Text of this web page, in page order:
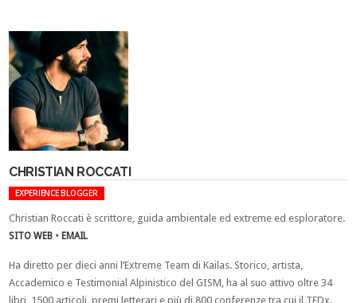
CHRISTIAN ROCCATI
EXPERIENCE BLOGGER
Christian Roccati è scrittore, guida ambientale ed extreme ed esploratore.
SITO WEB • EMAIL
Ha diretto per dieci anni l’Extreme Team di Kailas. Storico, artista,
Accademico e Testimonial Alpinistico del GISM, ha al suo attivo oltre 34
libri, 1500 articoli, premi letterari e più di 800 conferenze tra cui il TEDx.